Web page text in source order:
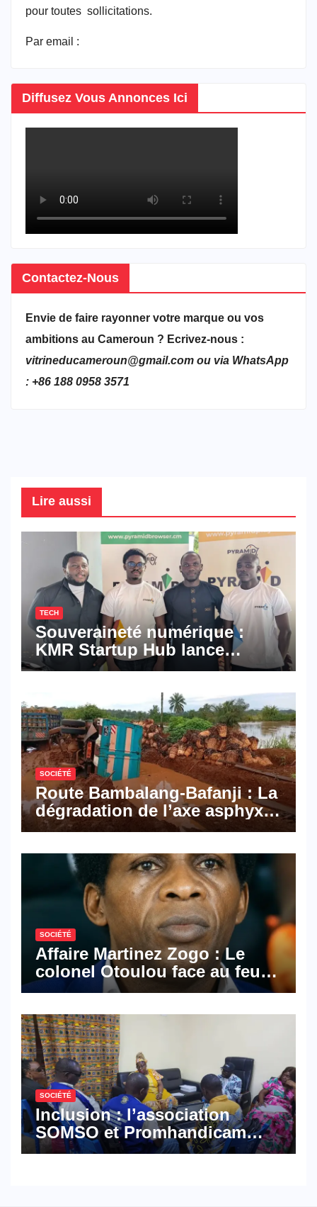
pour toutes sollicitations.
Par email :
Diffusez Vous Annonces Ici
Contactez-Nous
Envie de faire rayonner votre marque ou vos
ambitions au Cameroun ? Ecrivez-nous :
vitrineducameroun@gmail.com ou via WhatsApp
: +86 188 0958 3571
Lire aussi
TECH
Souveraineté numérique :
KMR Startup Hub lance
Pyramid Browser et Pyramid
numériques made in
Cameroon
SOCIÉTÉ
Route Bambalang-Bafanji : La
dégradation de l’axe asphyxie
les activités économiques
SOCIÉTÉ
Affaire Martinez Zogo : Le
colonel Otoulou face au feu
croisé des avocats de la
SOCIÉTÉ
Inclusion : l’association
SOMSO et Promhandicam
militent en faveur d’une